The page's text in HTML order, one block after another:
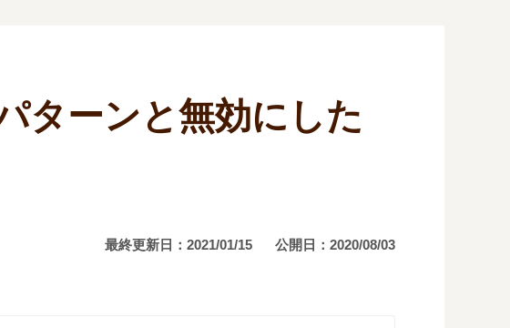
ターンと無効にした
最終更新日：2021/01/15 公開日：2020/08/03